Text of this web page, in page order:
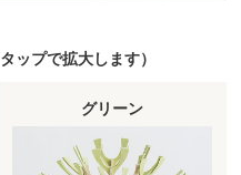
タップで拡大します）
グリーン